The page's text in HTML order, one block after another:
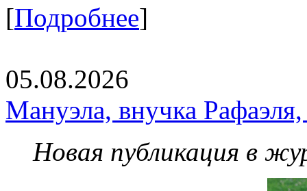
[Подробнее]
05.08.2026
Мануэла, внучка
Новая публикация в